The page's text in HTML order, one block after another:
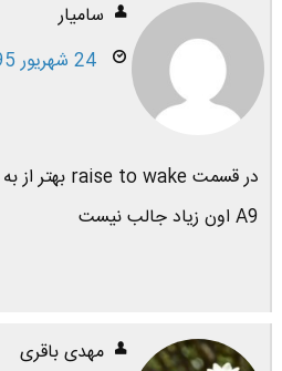
سامیار
24 شهریور 1395
A9 اون زیاد جالب نیست
مهدی باقری